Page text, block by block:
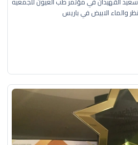
والماء الابيض في باريس